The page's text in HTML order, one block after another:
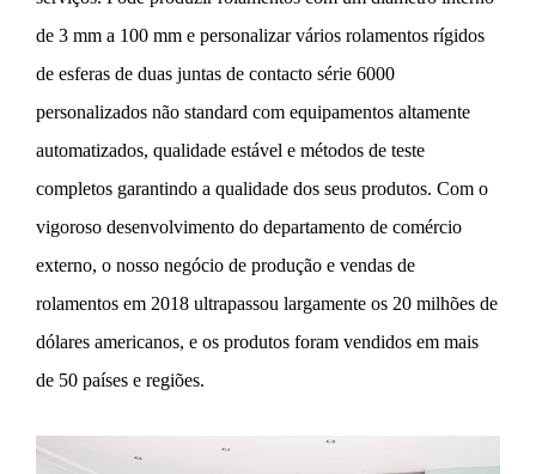
de 3 mm a 100 mm e personalizar vários rolamentos rígidos
de esferas de duas juntas de contacto série 6000
personalizados não standard com equipamentos altamente
automatizados, qualidade estável e métodos de teste
completos garantindo a qualidade dos seus produtos. Com o
vigoroso desenvolvimento do departamento de comércio
externo, o nosso negócio de produção e vendas de
rolamentos em 2018 ultrapassou largamente os 20 milhões de
dólares americanos, e os produtos foram vendidos em mais
de 50 países e regiões.